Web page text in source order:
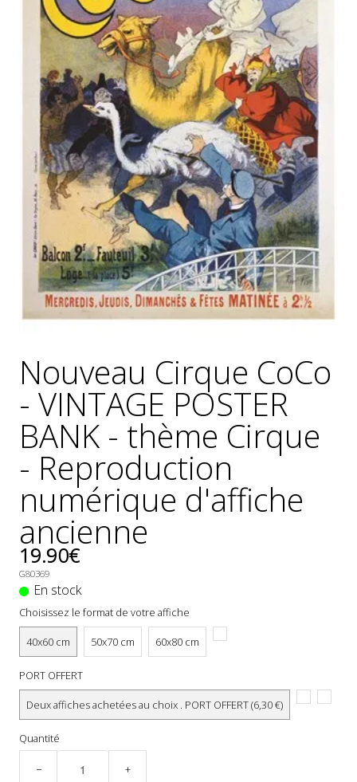
GÉNÉRALES
VENTE
MENTIONS
LÉGALES
POLITIQUE
CONFIDENTIALITÉ
JALONS
POUR
UNE
HISTOIRE
DE
L'AFFICHE
PUBLICITAIRE
FRANÇAISE
Nouveau Cirque CoCo
- VINTAGE POSTER
BANK - thème Cirque
- Reproduction
numérique d'affiche
ancienne
19.90€
G80369
En stock
Choisissez le format de votre affiche
40x60 cm 50x70 cm 60x80 cm
PORT OFFERT
Deux affiches achetées au choix . PORT OFFERT (6,30 €)
Quantité
− +